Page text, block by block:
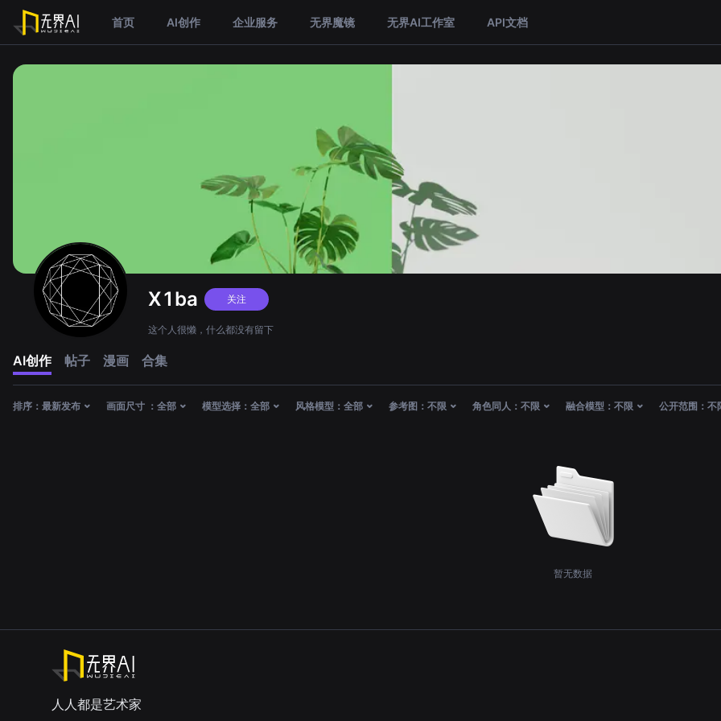
首页 AI创作 企业服务 无界魔镜 无界AI工作室 API文档
X1ba 关注
这个人很懒，什么都没有留下
AI创作 帖子 漫画 合集
排序： 最新发布 画面尺寸 ： 全部 模型选择： 全部 风格模型： 全部 参考图： 不限 角色同人： 不限 融合模型： 不限 公开范围： 不
暂无数据
人人都是艺术家